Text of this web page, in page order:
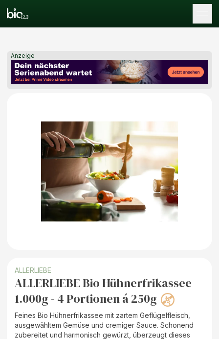
Anzeige
ALLERLIEBE
ALLERLIEBE Bio Hühnerfrikassee
1.000g - 4 Portionen á 250g
Feines Bio Hühnerfrikassee mit zartem Geflügelfleisch,
ausgewähltem Gemüse und cremiger Sauce. Schonend
zubereitet und harmonisch gewürzt, überzeugt dieses